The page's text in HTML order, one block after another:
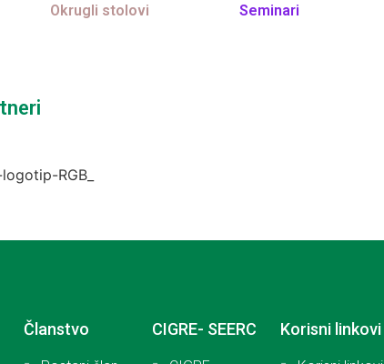
Okrugli stolovi Seminari
Članstvo CIGRE- SEERC Korisni linkovi